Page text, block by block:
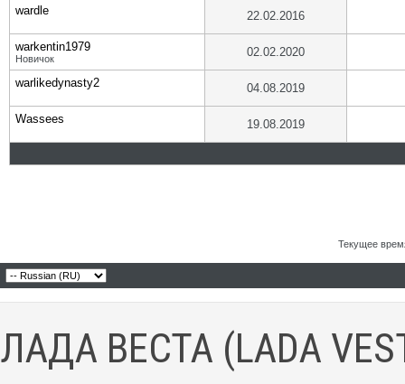
wardle 22.02.2016
warkentin1979
Новичок 02.02.2020
warlikedynasty2 04.08.2019
Wassees 19.08.2019
Текущее
ЛАДА ВЕСТА (LADA